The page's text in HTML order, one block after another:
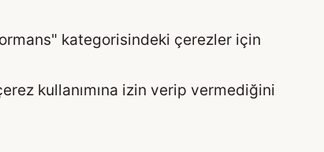
kategorisindeki çerezler için
kullanımına izin verip vermediğini